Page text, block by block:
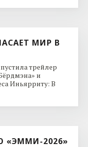
МИР В
трейлер
и
Иньярриту: В
2026»